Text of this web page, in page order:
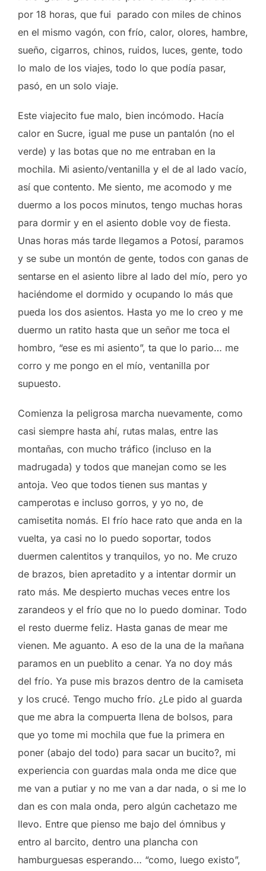
por 18 horas, que fui parado con miles de chinos
en el mismo vagón, con frío, calor, olores, hambre,
sueño, cigarros, chinos, ruidos, luces, gente, todo
lo malo de los viajes, todo lo que podía pasar,
pasó, en un solo viaje.
Este viajecito fue malo, bien incómodo. Hacía
calor en Sucre, igual me puse un pantalón (no el
verde) y las botas que no me entraban en la
mochila. Mi asiento/ventanilla y el de al lado vacío,
así que contento. Me siento, me acomodo y me
duermo a los pocos minutos, tengo muchas horas
para dormir y en el asiento doble voy de fiesta.
Unas horas más tarde llegamos a Potosí, paramos
y se sube un montón de gente, todos con ganas de
sentarse en el asiento libre al lado del mío, pero yo
haciéndome el dormido y ocupando lo más que
pueda los dos asientos. Hasta yo me lo creo y me
duermo un ratito hasta que un señor me toca el
hombro, “ese es mi asiento”, ta que lo pario… me
corro y me pongo en el mío, ventanilla por
supuesto.
Comienza la peligrosa marcha nuevamente, como
casi siempre hasta ahí, rutas malas, entre las
montañas, con mucho tráfico (incluso en la
madrugada) y todos que manejan como se les
antoja. Veo que todos tienen sus mantas y
camperotas e incluso gorros, y yo no, de
camisetita nomás. El frío hace rato que anda en la
vuelta, ya casi no lo puedo soportar, todos
duermen calentitos y tranquilos, yo no. Me cruzo
de brazos, bien apretadito y a intentar dormir un
rato más. Me despierto muchas veces entre los
zarandeos y el frío que no lo puedo dominar. Todo
el resto duerme feliz. Hasta ganas de mear me
vienen. Me aguanto. A eso de la una de la mañana
paramos en un pueblito a cenar. Ya no doy más
del frío. Ya puse mis brazos dentro de la camiseta
y los crucé. Tengo mucho frío. ¿Le pido al guarda
que me abra la compuerta llena de bolsos, para
que yo tome mi mochila que fue la primera en
poner (abajo del todo) para sacar un bucito?, mi
experiencia con guardas mala onda me dice que
me van a putiar y no me van a dar nada, o si me lo
dan es con mala onda, pero algún cachetazo me
llevo. Entre que pienso me bajo del ómnibus y
entro al barcito, dentro una plancha con
hamburguesas esperando… “como, luego existo”,